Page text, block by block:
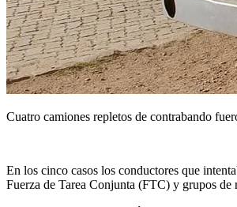
Cuatro camiones repletos de contrabando
En los cinco casos los conductores que
Fuerza de Tarea Conjunta (FTC) y grupos de